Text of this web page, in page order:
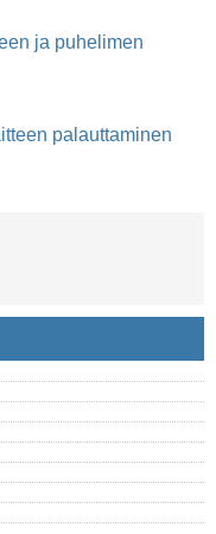
ja puhelimen
palauttaminen